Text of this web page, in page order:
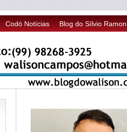
Codó Notícias Blog do Sílvio Ramon